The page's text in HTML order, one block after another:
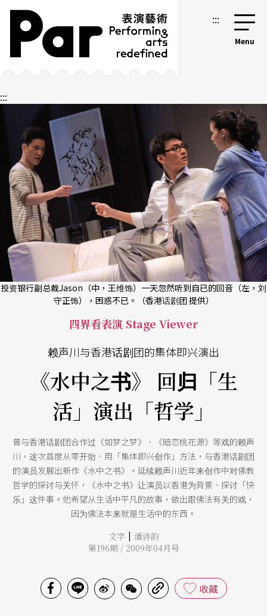
跳到主要内容区块
网站导览 :::
:::
投资银行副总裁Jason（中，王维饰）一天忽然听到自已的回音（左，刘
守正饰），困惑不已。（香港话剧团 提供）
四界看表演 Stage Viewer
赖声川与香港话剧团的集体即兴演出
《水中之书》 回归「生
活」演出「哲学」
曾与香港话剧团合作过《如梦之梦》、《暗恋桃花源》等戏的赖声
川，这次首度从零开始、用「集体即兴创作」方法，与香港话剧团
的演员发展出新作《水中之书》。延续赖声川近年来创作中对佛教
哲学的探讨与关怀，《水中之书》让演员以香港为背景、探讨「快
乐」这件事。他希望从生活中平凡的故事，做出跟佛法有关的戏，
因为佛法本来就是生活中的东西。
文字 | 潘诗韵
第196期 / 2009年04月号
收藏